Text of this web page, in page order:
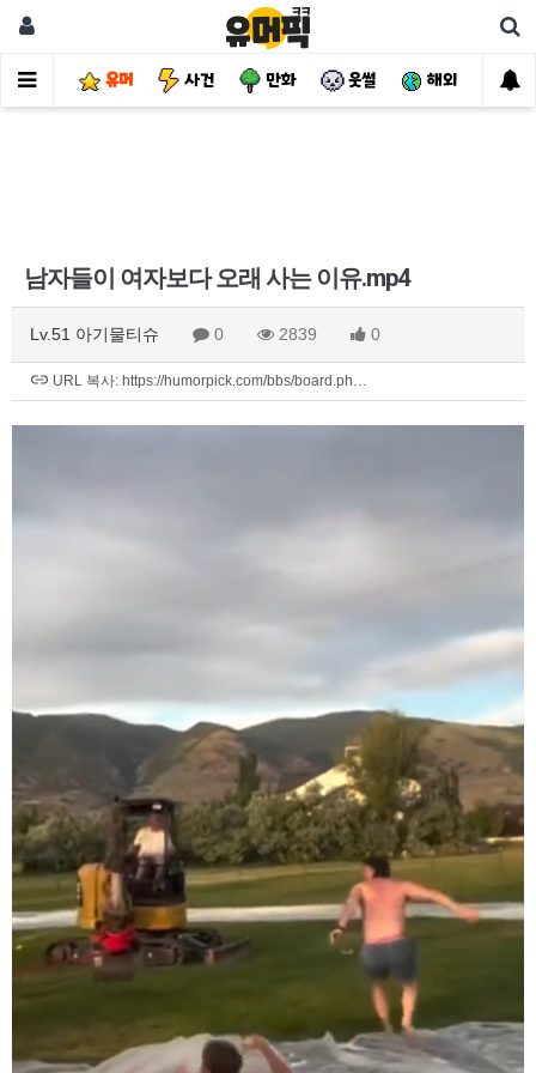
유머 사건 만화 웃썰 해외 핫
남자들이 여자보다 오래 사는 이유.mp4
Lv.51 아기물티슈 0 2839 0
URL 복사: https://humorpick.com/bbs/board.ph…